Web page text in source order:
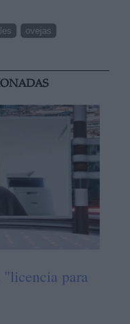
ovejas
para